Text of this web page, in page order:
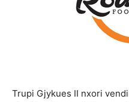
Trupi Gjykues II nxori